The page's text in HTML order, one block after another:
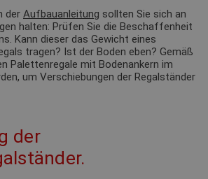
der Aufbauanleitung sollten Sie sich an
halten: Prüfen Sie die Beschaffenheit
Kann dieser das Gewicht eines
tragen? Ist der Boden eben? Gemäß
Palettenregale mit Bodenankern im
um Verschiebungen der Regalständer
der